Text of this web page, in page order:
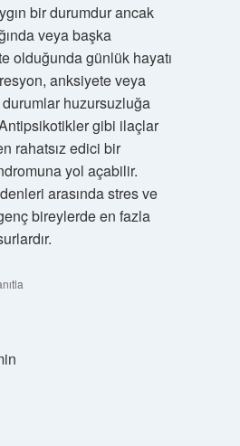
bir durumdur ancak
veya başka
olduğunda günlük hayatı
anksiyete veya
huzursuzluğa
gibi ilaçlar
rahatsız edici bir
yol açabilir.
arasında stres ve
bireylerde en fazla